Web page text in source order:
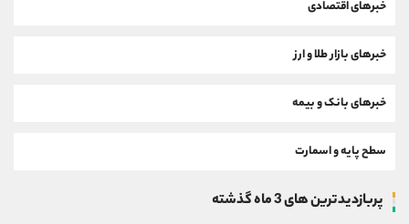
خبرهای اقتصادی
خبرهای بازار طلا و ارز
خبرهای بانک و بیمه
سطح پایه و اسمارت
پربازدیدترین های 3 ماه گذشته